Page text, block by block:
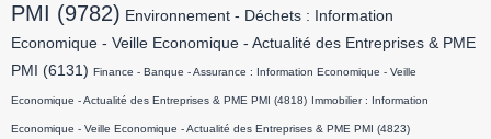
PMI (9782) Environnement - Déchets : Information
Economique - Veille Economique - Actualité des Entreprises & PME
PMI
(6131) Finance - Banque - Assurance : Information Economique - Veille
Economique - Actualité des Entreprises & PME PMI (4818) Immobilier : Information
Economique - Veille Economique - Actualité des Entreprises & PME PMI (4823)